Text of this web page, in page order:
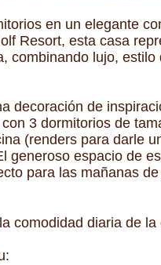
en un elegante
Resort, esta casa
combinando lujo,
decoración de
3 dormitorios de
(renders para darle
generoso espacio de
para las mañanas
comodidad diaria de la